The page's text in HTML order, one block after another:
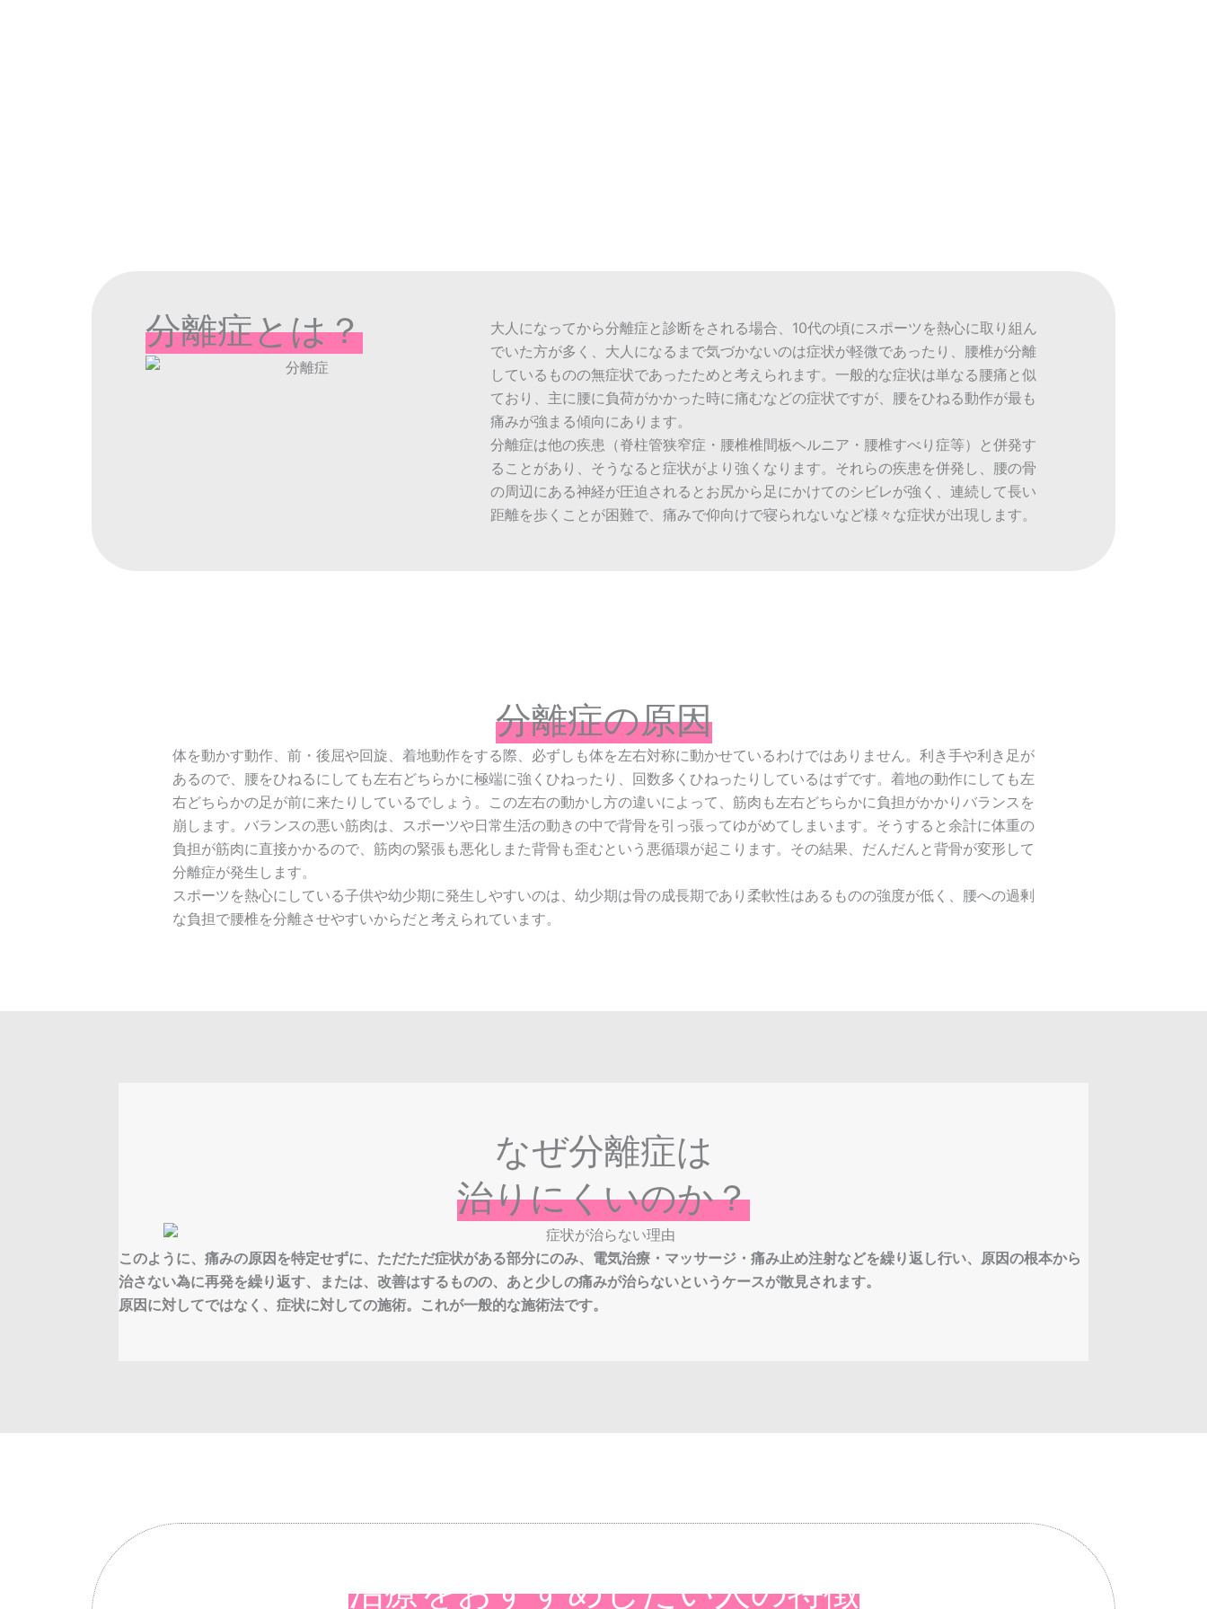
分離症とは？
大人になってから分離症と診断をされる場合、10代の頃にスポーツを熱心に取り組ん
でいた方が多く、大人になるまで気づかないのは症状が軽微であったり、腰椎が分離
しているものの無症状であったためと考えられます。一般的な症状は単なる腰痛と似
ており、主に腰に負荷がかかった時に痛むなどの症状ですが、腰をひねる動作が最も
痛みが強まる傾向にあります。
分離症は他の疾患（脊柱管狭窄症・腰椎椎間板ヘルニア・腰椎すべり症等）と併発す
ることがあり、そうなると症状がより強くなります。それらの疾患を併発し、腰の骨
の周辺にある神経が圧迫されるとお尻から足にかけてのシビレが強く、連続して長い
距離を歩くことが困難で、痛みで仰向けで寝られないなど様々な症状が出現します。
分離症の原因
体を動かす動作、前・後屈や回旋、着地動作をする際、必ずしも体を左右対称に動かせているわけではありません。利き手や利き足が
あるので、腰をひねるにしても左右どちらかに極端に強くひねったり、回数多くひねったりしているはずです。着地の動作にしても左
右どちらかの足が前に来たりしているでしょう。この左右の動かし方の違いによって、筋肉も左右どちらかに負担がかかりバランスを
崩します。バランスの悪い筋肉は、スポーツや日常生活の動きの中で背骨を引っ張ってゆがめてしまいます。そうすると余計に体重の
負担が筋肉に直接かかるので、筋肉の緊張も悪化しまた背骨も歪むという悪循環が起こります。その結果、だんだんと背骨が変形して
分離症が発生します。
スポーツを熱心にしている子供や幼少期に発生しやすいのは、幼少期は骨の成長期であり柔軟性はあるものの強度が低く、腰への過剰
な負担で腰椎を分離させやすいからだと考えられています。
なぜ分離症は
治りにくいのか？
このように、痛みの原因を特定せずに、ただただ症状がある部分にのみ、電気治療・マッサージ・痛み止め注射などを繰り返し行い、原因の根本から
治さない為に再発を繰り返す、または、改善はするものの、あと少しの痛みが治らないというケースが散見されます。
原因に対してではなく、症状に対しての施術。これが一般的な施術法です。
治療をおすすめしたい人の特徴